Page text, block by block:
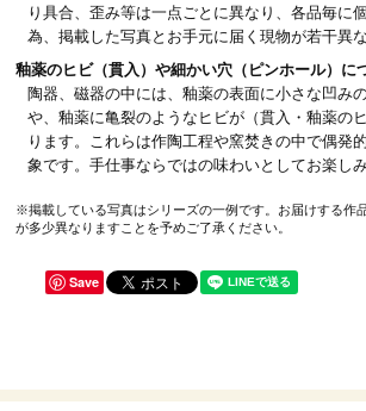
り具合、歪み等は一点ごとに異なり、各品毎に
為、掲載した写真とお手元に届く現物が若干異
釉薬のヒビ（貫入）や細かい穴（ピンホール）に
陶器、磁器の中には、釉薬の表面に小さな凹み
や、釉薬に亀裂のようなヒビが（貫入・釉薬の
ります。これらは作陶工程や窯焚きの中で偶発
象です。手仕事ならではの味わいとしてお楽し
※掲載している写真はシリーズの一例です。お届けする作
が多少異なりますことを予めご了承ください。
Save